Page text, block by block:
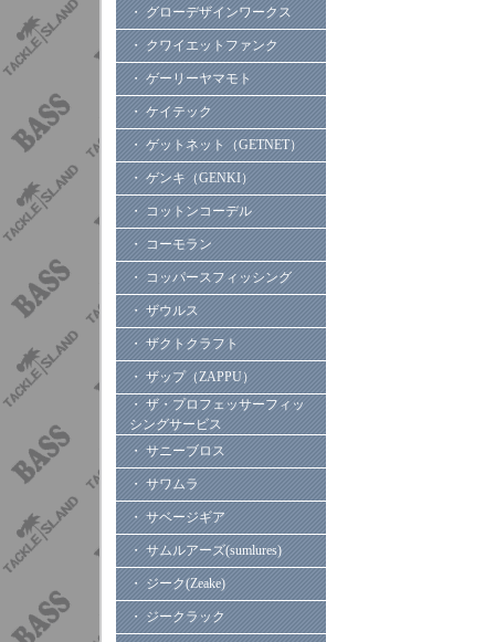
・ グローデザインワークス
・ クワイエットファンク
・ ゲーリーヤマモト
・ ケイテック
・ ゲットネット（GETNET）
・ ゲンキ（GENKI）
・ コットンコーデル
・ コーモラン
・ コッパースフィッシング
・ ザウルス
・ ザクトクラフト
・ ザップ（ZAPPU）
・ ザ・プロフェッサーフィッ
シングサービス
・ サニーブロス
・ サワムラ
・ サベージギア
・ サムルアーズ(sumlures)
・ ジーク(Zeake)
・ ジークラック